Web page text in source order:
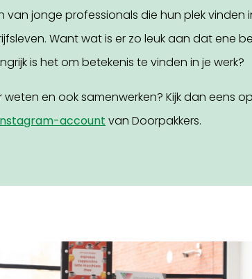
van jonge professionals die hun plek vinden
Want wat is er zo leuk aan dat ene
is het om betekenis te vinden in je werk?
weten en ook samenwerken? Kijk dan eens
account van Doorpakkers.